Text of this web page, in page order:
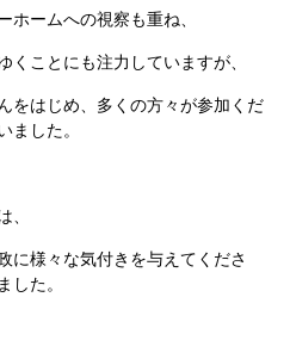
ホームへの視察も重ね、
くことにも注力していますが、
をはじめ、多くの方々が参加くだ
ました。
、
に様々な気付きを与えてくださ
した。